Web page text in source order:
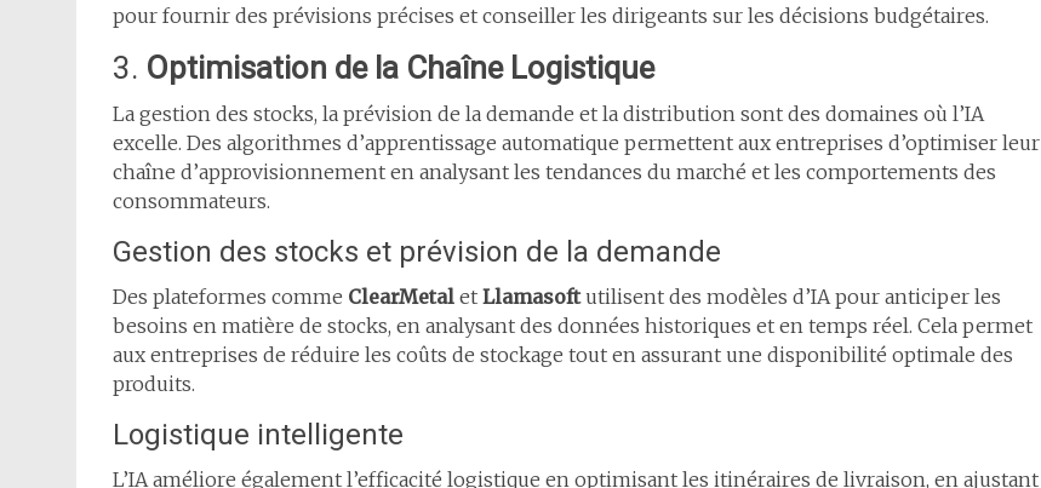
pour fournir des prévisions précises et conseiller les dirigeants sur les décisions budgétaires.
3. Optimisation de la Chaîne Logistique
La gestion des stocks, la prévision de la demande et la distribution sont des domaines où l’IA
excelle. Des algorithmes d’apprentissage automatique permettent aux entreprises d’optimiser leur
chaîne d’approvisionnement en analysant les tendances du marché et les comportements des
consommateurs.
Gestion des stocks et prévision de la demande
Des plateformes comme ClearMetal et Llamasoftutilisent des modèles d’IA pour anticiper les
besoins en matière de stocks, en analysant des données historiques et en temps réel. Cela permet
aux entreprises de réduire les coûts de stockage tout en assurant une disponibilité optimale des
produits.
Logistique intelligente
L’IA améliore également l’efficacité logistique en optimisant les itinéraires de livraison, en ajustant